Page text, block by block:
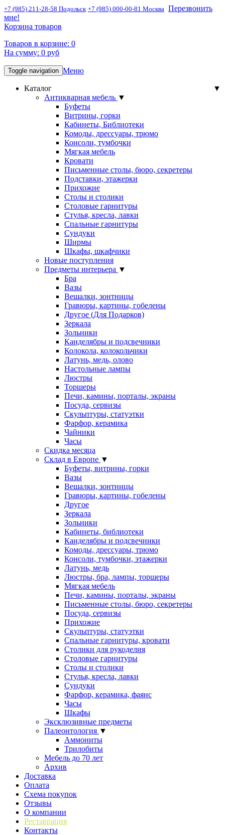
+7 (985) 211-28-58 Подольск +7 (985) 000-00-81 Москва Перезвонить
мне!
Корзина товаров
Товаров в корзине: 0
На сумму: 0 руб
Toggle navigation Меню
Каталог
▼
Антикварная мебель ▼
Буфеты
Витрины, горки
Кабинеты, Библиотеки
Комоды, дрессуары, трюмо
Консоли, тумбочки
Мягкая мебель
Кровати
Письменные столы, бюро, секретеры
Подставки, этажерки
Прихожие
Столы и столики
Столовые гарнитуры
Стулья, кресла, лавки
Спальные гарнитуры
Сундуки
Ширмы
Шкафы, шкафчики
Новые поступления
Предметы интерьера ▼
Бра
Вазы
Вешалки, зонтницы
Гравюры, картины, гобелены
Другое (Для Подарков)
Зеркала
Зольники
Канделябры и подсвечники
Колокола, колокольчики
Латунь, медь, олово
Настольные лампы
Люстры
Торшеры
Печи, камины, порталы, экраны
Посуда, сервизы
Скульптуры, статуэтки
Фарфор, керамика
Чайники
Часы
Скидка месяца
Склад в Европе ▼
Буфеты, витрины, горки
Вазы
Вешалки, зонтницы
Гравюры, картины, гобелены
Другое
Зеркала
Зольники
Кабинеты, библиотеки
Канделябры и подсвечники
Комоды, дрессуары, трюмо
Консоли, тумбочки, этажерки
Латунь, медь
Люстры, бра, лампы, торшеры
Мягкая мебель
Печи, камины, порталы, экраны
Письменные столы, бюро, секретеры
Посуда, сервизы
Прихожие
Скульптуры, статуэтки
Спальные гарнитуры, кровати
Столики для рукоделия
Столовые гарнитуры
Столы и столики
Стулья, кресла, лавки
Сундуки
Фарфор, керамика, фаянс
Часы
Шкафы
Эксклюзивные предметы
Палеонтология ▼
Аммониты
Трилобиты
Мебель до 70 лет
Архив
Доставка
Оплата
Схема покупок
Отзывы
О компании
Реставрация
Контакты